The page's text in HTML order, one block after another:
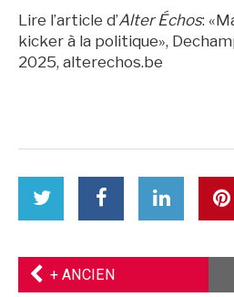
Lire l’article d’Alter Échos:
kicker à la politique»,
2025, alterechos.be
partager
cet
Twitter
Partager
cet
partager
cet
cet
+ ANCIEN